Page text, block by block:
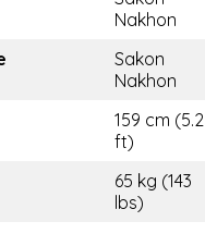
Nakhon
Sakon
Nakhon
159 cm (5.2
ft)
65 kg (143
lbs)